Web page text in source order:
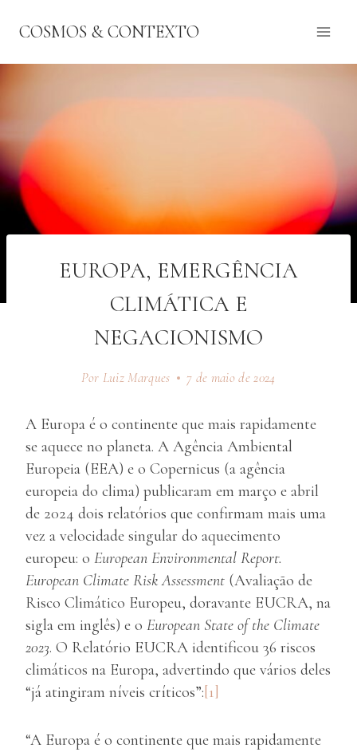
paraCOSMOS & CONTEXTO
EUROPA, EMERGÊNCIA
CLIMÁTICA E
NEGACIONISMO
Por Luiz Marques 7 de maio de 2024
A Europa é o continente que mais rapidamente
se aquece no planeta. A Agência Ambiental
Europeia (EEA) e o Copernicus (a agência
europeia do clima) publicaram em março e abril
de 2024 dois relatórios que confirmam mais uma
vez a velocidade singular do aquecimento
europeu: o European Environmental Report.
European Climate Risk Assessment (Avaliação de
Risco Climático Europeu, doravante EUCRA, na
sigla em inglês) e o European State of the Climate
2023. O Relatório EUCRA identificou 36 riscos
climáticos na Europa, advertindo que vários deles
“já atingiram níveis críticos”:[1]
“A Europa é o continente que mais rapidamente